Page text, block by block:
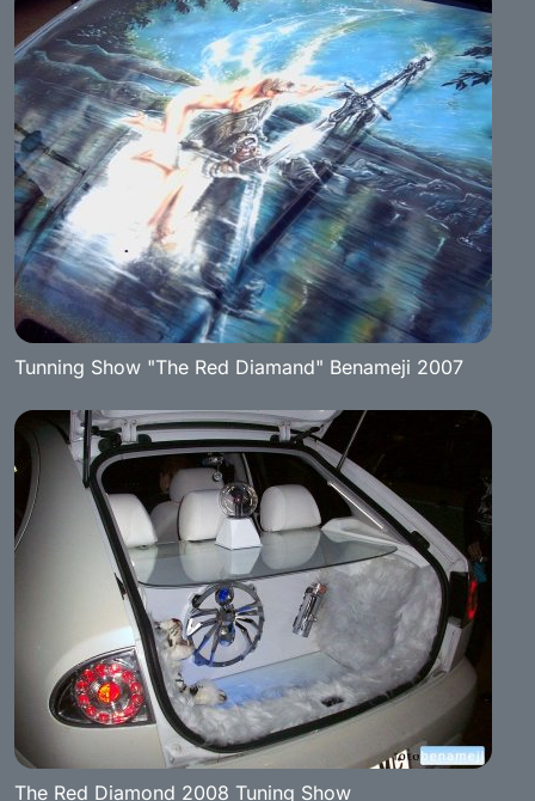
Tunning Show "The Red Diamand" Benameji 2007
The Red Diamond 2008 Tuning Show